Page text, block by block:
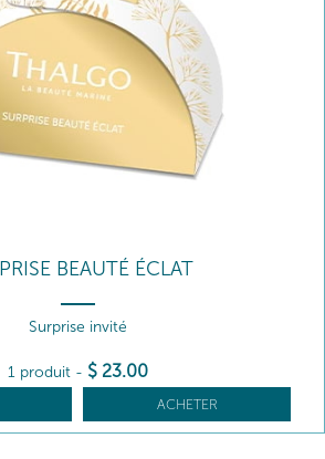
BEAUTÉ ÉCLAT
Surprise invité
1 produit - $ 23.00
ACHETER